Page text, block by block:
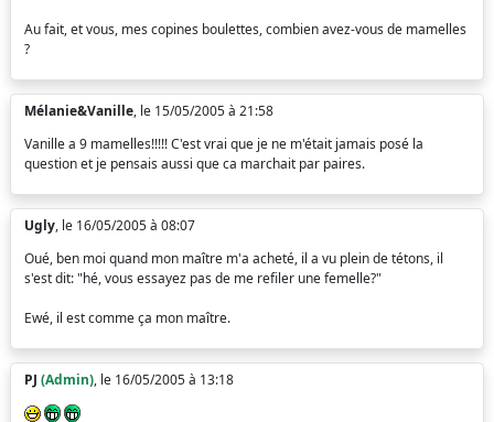
Au fait, et vous, mes copines boulettes, combien avez-vous de mamelles
?
Mélanie&Vanille, le 15/05/2005 à 21:58
Vanille a 9 mamelles!!!!! C'est vrai que je ne m'était jamais posé la
question et je pensais aussi que ca marchait par paires.
Ugly, le 16/05/2005 à 08:07
Oué, ben moi quand mon maître m'a acheté, il a vu plein de tétons, il
s'est dit: "hé, vous essayez pas de me refiler une femelle?"
Ewé, il est comme ça mon maître.
PJ (Admin), le 16/05/2005 à 13:18